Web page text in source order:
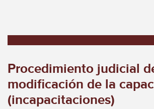
Procedimiento judicial
modificación de la
(incapacitaciones)